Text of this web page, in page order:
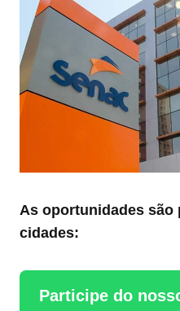
As oportunidades são
cidades:
Participe do